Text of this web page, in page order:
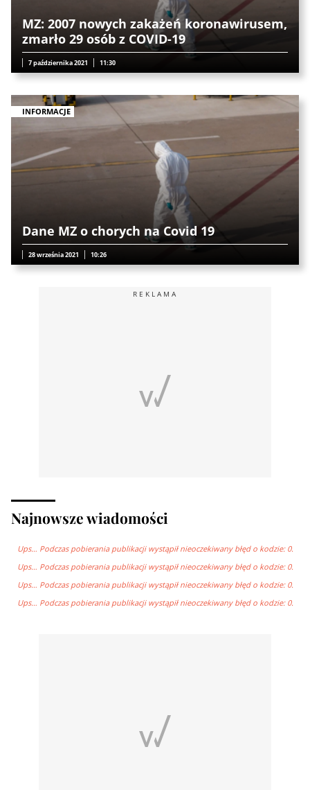
MZ: 2007 nowych zakażeń koronawirusem,
zmarło 29 osób z COVID-19
7 października 2021 11:30
INFORMACJE
Dane MZ o chorych na Covid 19
28 września 2021 10:26
REKLAMA
Najnowsze wiadomości
Ups… Podczas pobierania publikacji wystąpił nieoczekiwany błęd o kodzie: 0.
Ups… Podczas pobierania publikacji wystąpił nieoczekiwany błęd o kodzie: 0.
Ups… Podczas pobierania publikacji wystąpił nieoczekiwany błęd o kodzie: 0.
Ups… Podczas pobierania publikacji wystąpił nieoczekiwany błęd o kodzie: 0.